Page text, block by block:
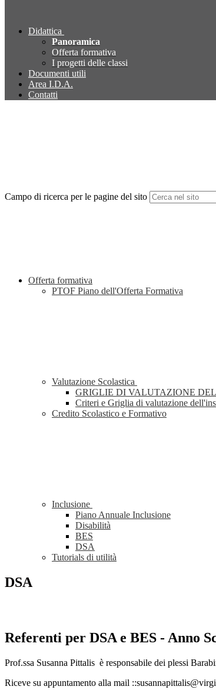
Didattica
Panoramica
Offerta formativa
I progetti delle classi
Documenti utili
Area I.D.A.
Contatti
Campo di ricerca per le pagine del sito
Offerta formativa
PTOF Piano dell'Offerta Formativa
Valutazione Scolastica
GRIGLIE DI VALUTAZIONE
Criteri e Griglia di valutazione
Credito Scolastico e Formativo
Inclusione
Piano Annuale Inclusione
Disabilità
BES
DSA
Tutorials di utilità
DSA
Referenti per DSA e BES - Anno
Prof.ssa Susanna Pittalis è responsabile dei plessi
Riceve su appuntamento alla mail